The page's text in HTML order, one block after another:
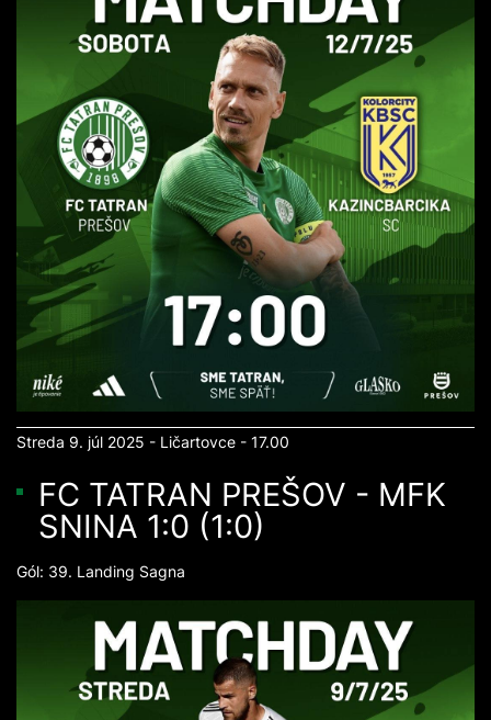
Streda 9. júl 2025 - Ličartovce - 17.00
FC TATRAN PREŠOV - MFK
SNINA 1:0 (1:0)
Gól: 39. Landing Sagna